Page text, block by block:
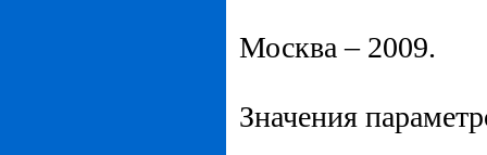
Москва – 2009.
Значения